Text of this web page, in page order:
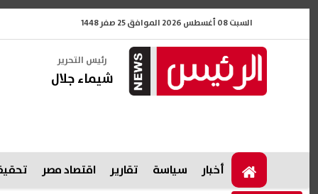
السبت 08 أغسطس 2026 الموافق 25 صفر 1448
رئيس التحرير
شيماء جلال
أخبار سياسة تقارير اقتصاد مصر